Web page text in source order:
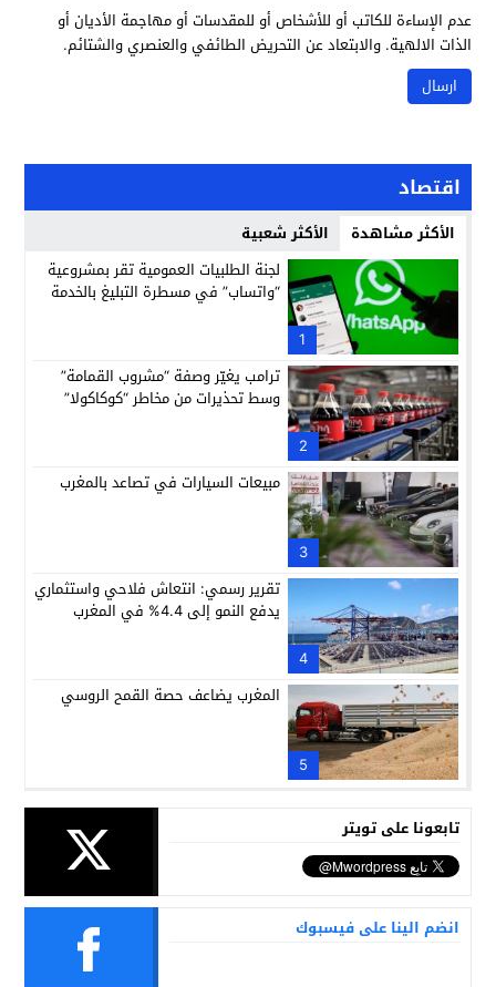
عدم الإساءة للكاتب أو للأشخاص أو للمقدسات أو مهاجمة الأديان أو
الذات الالهية. والابتعاد عن التحريض الطائفي والعنصري والشتائم.
اقتصاد
الأكثر مشاهدة الأكثر شعبية
1
لجنة الطلبيات العمومية تقر بمشروعية
“واتساب” في مسطرة التبليغ بالخدمة
2
ترامب يغيّر وصفة “مشروب القمامة”
وسط تحذيرات من مخاطر “كوكاكولا”
3
مبيعات السيارات في تصاعد بالمغرب
4
تقرير رسمي: انتعاش فلاحي واستثماري
يدفع النمو إلى 4.4% في المغرب
5
المغرب يضاعف حصة القمح الروسي
تابعونا على تويتر
انضم الينا على فيسبوك